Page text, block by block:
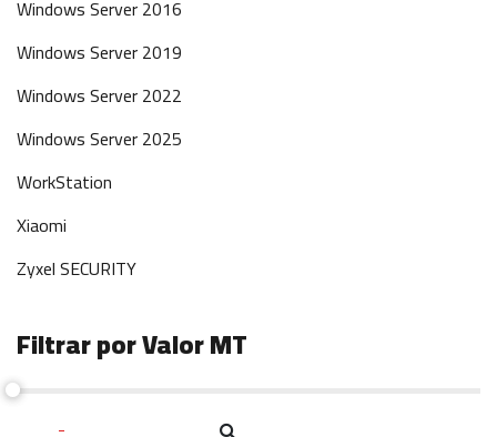
Windows Server 2016
Windows Server 2019
Windows Server 2022
Windows Server 2025
WorkStation
Xiaomi
Zyxel SECURITY
Filtrar por Valor MT